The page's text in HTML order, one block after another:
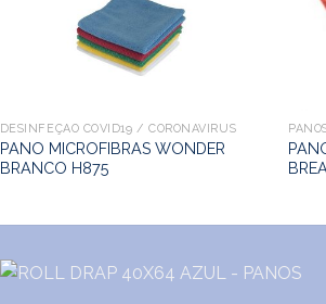
DESINFEÇÃO COVID19 / CORONAVIRUS
PANO MICROFIBRAS WONDER
BRANCO H875